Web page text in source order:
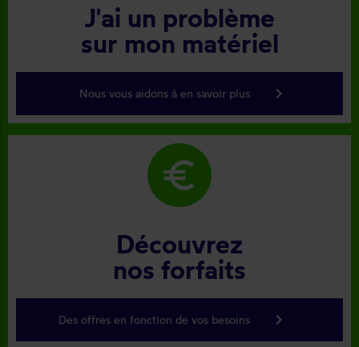
J'ai un problème
sur mon matériel
Nous vous aidons à en savoir plus keyboard_arrow_right
euro
Découvrez
nos forfaits
Des offres en fonction de vos besoins keyboard_arrow_right